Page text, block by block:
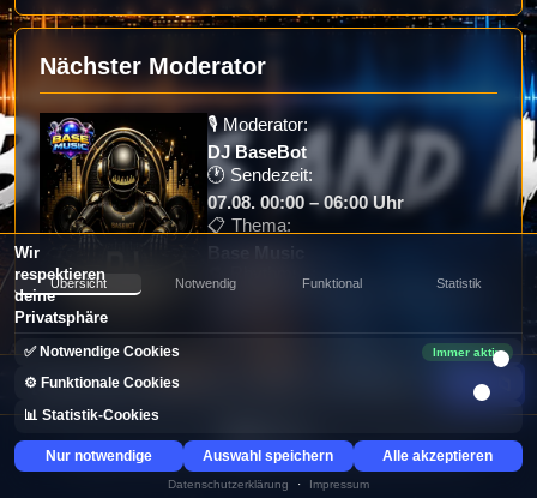
[25.07.2026 19:32] Lucifer: danke • [11.07.2026 17:49]
Nächster Moderator
🎙️ Moderator:
DJ BaseBot
🕐 Sendezeit:
07.08. 00:00 – 06:00 Uhr
📋 Thema:
Sendet für euch wenn kein anderer
Wir
respektieren
deine
Privatsphäre
Übersicht Notwendig Funktional Statistik
✅ Notwendige Cookies Immer aktiv
⚙️ Funktionale Cookies
📊 Statistik-Cookies
Nur notwendige Auswahl speichern Alle akzeptieren
Datenschutzerklärung · Impressum
© 2026 NexusRadioHosting – Nexus CMS V2ImpressumDatenschutz